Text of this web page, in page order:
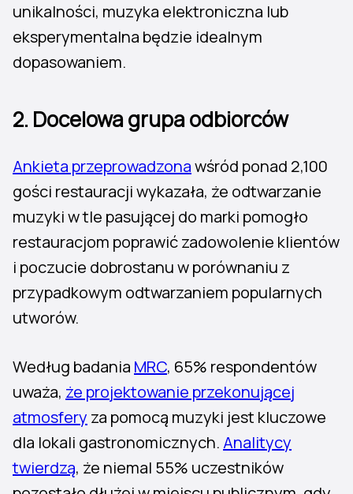
unikalności, muzyka elektroniczna lub
eksperymentalna będzie idealnym
dopasowaniem.
2.Docelowa grupa odbiorców
Ankieta przeprowadzonawśród ponad 2,100
gości restauracji wykazała, że odtwarzanie
muzyki w tle pasującej do marki pomogło
restauracjom poprawić zadowolenie klientów
i poczucie dobrostanu w porównaniu z
przypadkowym odtwarzaniem popularnych
utworów.
Według badania MRC, 65% respondentów
uważa, że projektowanie przekonującej
atmosfery za pomocą muzyki jest kluczowe
dla lokali gastronomicznych. Analitycy
twierdzą, że niemal 55% uczestników